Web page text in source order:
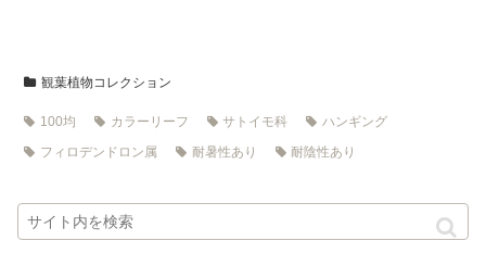
観葉植物コレクション
100均 カラーリーフ サトイモ科
ハンギング
フィロデンドロン属
耐暑性あり 耐陰性あり